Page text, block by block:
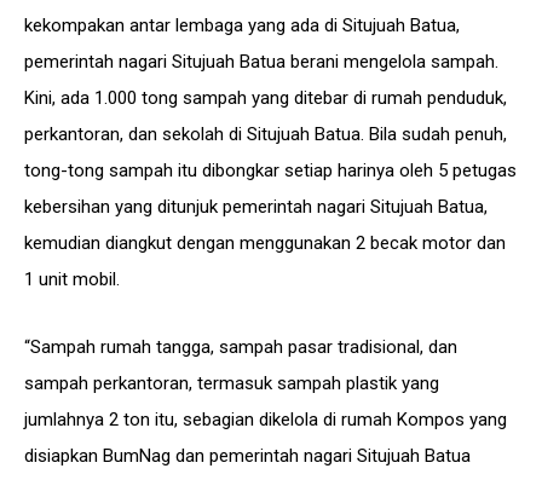
kekompakan antar lembaga yang ada di Situjuah Batua,
pemerintah nagari Situjuah Batua berani mengelola sampah.
Kini, ada 1.000 tong sampah yang ditebar di rumah penduduk,
perkantoran, dan sekolah di Situjuah Batua. Bila sudah penuh,
tong-tong sampah itu dibongkar setiap harinya oleh 5 petugas
kebersihan yang ditunjuk pemerintah nagari Situjuah Batua,
kemudian diangkut dengan menggunakan 2 becak motor dan
1 unit mobil.
“Sampah rumah tangga, sampah pasar tradisional, dan
sampah perkantoran, termasuk sampah plastik yang
jumlahnya 2 ton itu, sebagian dikelola di rumah Kompos yang
disiapkan BumNag dan pemerintah nagari Situjuah Batua